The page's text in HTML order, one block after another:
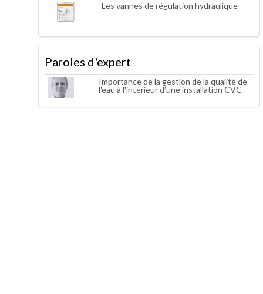
Les vannes de régulation hydraulique
Paroles d'expert
Importance de la gestion de la qualité de
l'eau à l'intérieur d’une installation CVC